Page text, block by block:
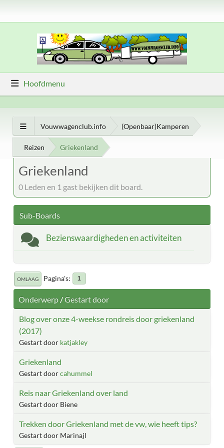
Hoofdmenu
Vouwwagenclub.info (Openbaar)Kamperen
Reizen Griekenland
Griekenland
0 Leden en 1 gast bekijken dit board.
Sub-Boards
Bezienswaardigheden en activiteiten
OMLAAG Pagina's 1
Onderwerp/Gestart door
Blog over onze 4-weekse rondreis door griekenland
(2017)
Gestart door katjakley
Griekenland
Gestart doorcahummel
Reis naar Griekenland over land
Gestart door Biene
Trekken door Griekenland met de vw, wie heeft tips?
Gestart door Marinajl